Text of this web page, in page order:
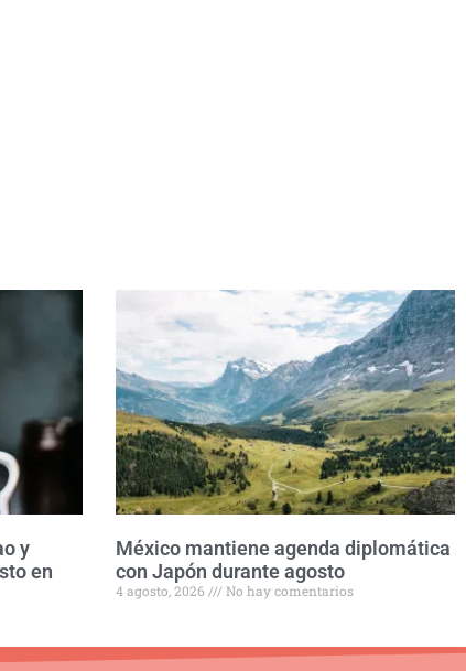
y
en
México mantiene agenda diplomática
con Japón durante agosto
4 agosto, 2026 No hay comentarios